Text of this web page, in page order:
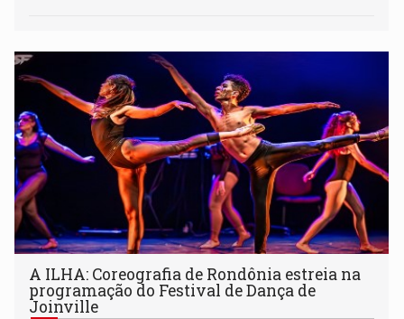
A ILHA: Coreografia de Rondônia estreia na
programação do Festival de Dança de
Joinville